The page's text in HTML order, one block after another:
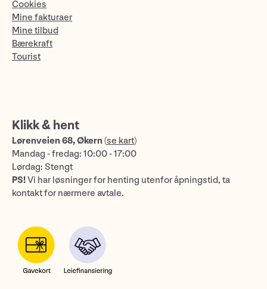
Cookies
Mine fakturaer
Mine tilbud
Bærekraft
Tourist
Klikk & hent
Lørenveien 68, Økern (se kart)
Mandag - fredag: 10:00 - 17:00
Lørdag: Stengt
PS!Vi har løsninger for henting utenfor åpningstid, ta
kontakt for nærmere avtale.